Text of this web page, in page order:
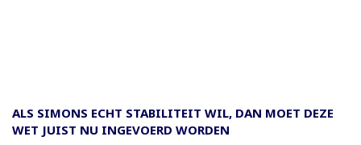
ALS SIMONS ECHT STABILITEIT WIL, DAN MOET DEZE
WET JUIST NU INGEVOERD WORDEN